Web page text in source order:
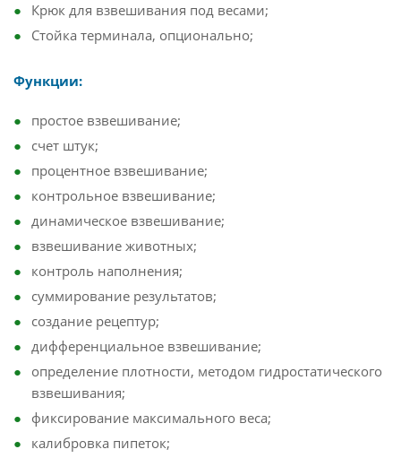
Крюк для взвешивания под весами;
Стойка терминала, опционально;
Функции:
простое взвешивание;
счет штук;
процентное взвешивание;
контрольное взвешивание;
динамическое взвешивание;
взвешивание животных;
контроль наполнения;
суммирование результатов;
создание рецептур;
дифференциальное взвешивание;
определение плотности, методом гидростатического
взвешивания;
фиксирование максимального веса;
калибровка пипеток;